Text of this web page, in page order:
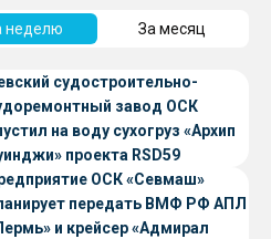
неделю За месяц
судостроительно-
завод ОСК
на воду сухогруз «Архип
проекта RSD59
ОСК «Севмаш»
передать ВМФ РФ АПЛ
и крейсер «Адмирал